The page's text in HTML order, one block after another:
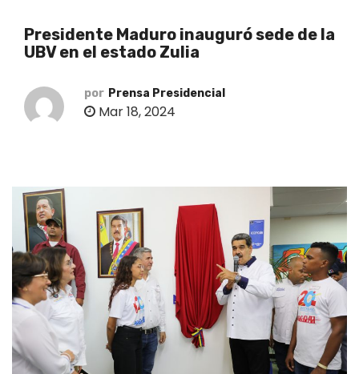
Presidente Maduro inauguró sede de la
UBV en el estado Zulia
por Prensa Presidencial
Mar 18, 2024